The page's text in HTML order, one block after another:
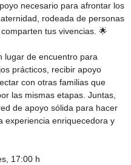
necesario para afrontar los
rodeada de personas
tus vivencias. 🌟
lugar de encuentro para
prácticos, recibir apoyo
con otras familias que
las mismas etapas. Juntas,
de apoyo sólida para hacer
experiencia enriquecedora y
17:00 h